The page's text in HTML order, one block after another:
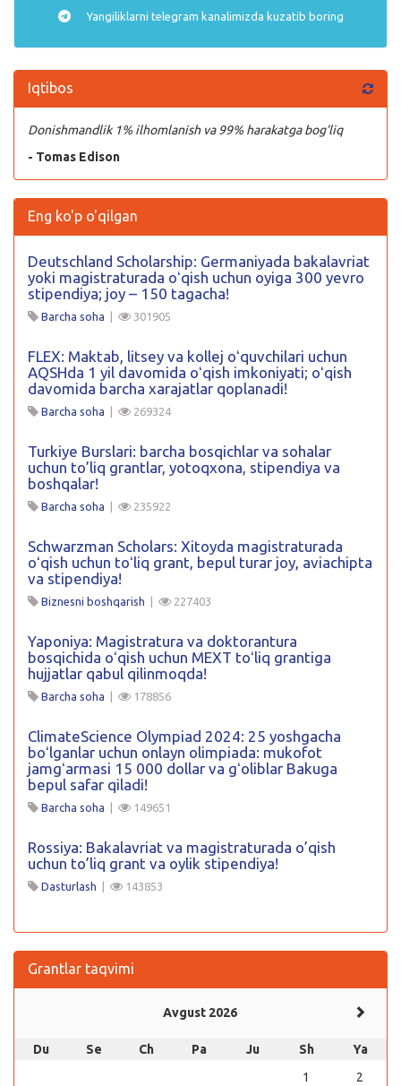
Yangiliklarni telegram kanalimizda kuzatib boring
Iqtibos
Donishmandlik 1% ilhomlanish va 99% harakatga bog’liq
- Tomas Edison
Eng ko'p o'qilgan
Deutschland Scholarship: Germaniyada bakalavriat
yoki magistraturada oʻqish uchun oyiga 300 yevro
stipendiya; joy – 150 tagacha!
Barcha soha | 301905
FLEX: Maktab, litsey va kollej oʻquvchilari uchun
AQSHda 1 yil davomida oʻqish imkoniyati; oʻqish
davomida barcha xarajatlar qoplanadi!
Barcha soha | 269324
Turkiye Burslari: barcha bosqichlar va sohalar
uchun to’liq grantlar, yotoqxona, stipendiya va
boshqalar!
Barcha soha | 235922
Schwarzman Scholars: Xitoyda magistraturada
oʻqish uchun toʻliq grant, bepul turar joy, aviachipta
va stipendiya!
Biznesni boshqarish | 227403
Yaponiya: Magistratura va doktorantura
bosqichida oʻqish uchun MEXT toʻliq grantiga
hujjatlar qabul qilinmoqda!
Barcha soha | 178856
ClimateScience Olympiad 2024: 25 yoshgacha
boʻlganlar uchun onlayn olimpiada: mukofot
jamgʻarmasi 15 000 dollar va gʻoliblar Bakuga
bepul safar qiladi!
Barcha soha | 149651
Rossiya: Bakalavriat va magistraturada o’qish
uchun to’liq grant va oylik stipendiya!
Dasturlash | 143853
Grantlar taqvimi
Avgust 2026
Du Se Ch Pa Ju Sh
Ya
1
2